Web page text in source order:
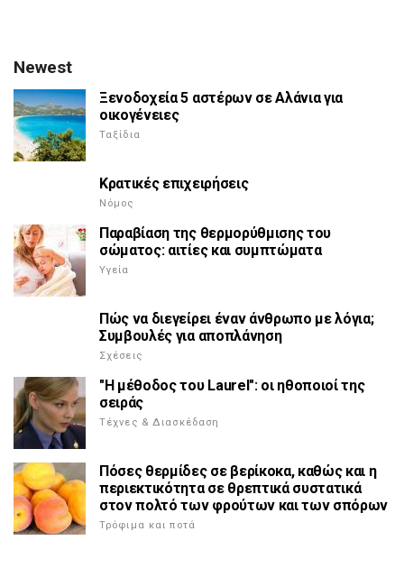
Newest
Ξενοδοχεία 5 αστέρων σε Αλάνια για
οικογένειες
Ταξίδια
Κρατικές επιχειρήσεις
Νόμος
Παραβίαση της θερμορύθμισης του
σώματος: αιτίες και συμπτώματα
Υγεία
Πώς να διεγείρει έναν άνθρωπο με λόγια;
Συμβουλές για αποπλάνηση
Σχέσεις
"Η μέθοδος του Laurel": οι ηθοποιοί της
σειράς
Τέχνες & Διασκέδαση
Πόσες θερμίδες σε βερίκοκα, καθώς και η
περιεκτικότητα σε θρεπτικά συστατικά
στον πολτό των φρούτων και των σπόρων
Τρόφιμα και ποτά